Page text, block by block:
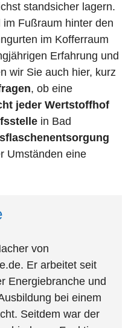
standsicher lagern.
Fußraum hinter den
im Kofferraum
Erfahrung und
wir Sie auch hier, kurz
, ob eine
jeder Wertstoffhof
in Bad
Umständen eine
von
Er arbeitet seit
Energiebranche und
bei einem
Seitdem war der